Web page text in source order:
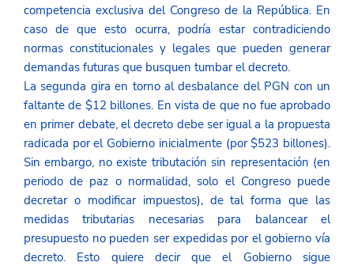
competencia exclusiva del Congreso de la República. En
caso de que esto ocurra, podría estar contradiciendo
normas constitucionales y legales que pueden generar
demandas futuras que busquen tumbar el decreto.
La segunda gira en torno al desbalance del PGN con un
faltante de $12 billones. En vista de que no fue aprobado
en primer debate, el decreto debe ser igual a la propuesta
radicada por el Gobierno inicialmente (por $523 billones).
Sin embargo, no existe tributación sin representación (en
periodo de paz o normalidad, solo el Congreso puede
decretar o modificar impuestos), de tal forma que las
medidas tributarias necesarias para balancear el
presupuesto no pueden ser expedidas por el gobierno vía
decreto. Esto quiere decir que el Gobierno sigue